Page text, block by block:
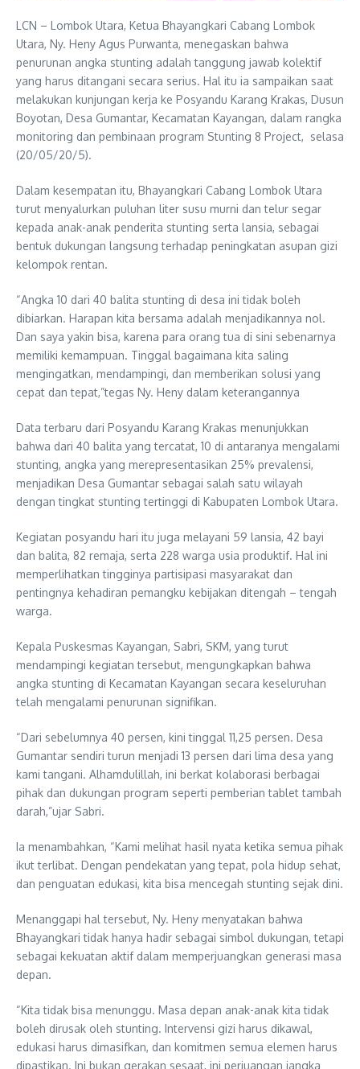
LCN – Lombok Utara, Ketua Bhayangkari Cabang Lombok
Utara, Ny. Heny Agus Purwanta, menegaskan bahwa
penurunan angka stunting adalah tanggung jawab kolektif
yang harus ditangani secara serius. Hal itu ia sampaikan saat
melakukan kunjungan kerja ke Posyandu Karang Krakas, Dusun
Boyotan, Desa Gumantar, Kecamatan Kayangan, dalam rangka
monitoring dan pembinaan program Stunting 8 Project, selasa
(20/05/20/5).
Dalam kesempatan itu, Bhayangkari Cabang Lombok Utara
turut menyalurkan puluhan liter susu murni dan telur segar
kepada anak-anak penderita stunting serta lansia, sebagai
bentuk dukungan langsung terhadap peningkatan asupan gizi
kelompok rentan.
“Angka 10 dari 40 balita stunting di desa ini tidak boleh
dibiarkan. Harapan kita bersama adalah menjadikannya nol.
Dan saya yakin bisa, karena para orang tua di sini sebenarnya
memiliki kemampuan. Tinggal bagaimana kita saling
mengingatkan, mendampingi, dan memberikan solusi yang
cepat dan tepat,”tegas Ny. Heny dalam keterangannya
Data terbaru dari Posyandu Karang Krakas menunjukkan
bahwa dari 40 balita yang tercatat, 10 di antaranya mengalami
stunting, angka yang merepresentasikan 25% prevalensi,
menjadikan Desa Gumantar sebagai salah satu wilayah
dengan tingkat stunting tertinggi di Kabupaten Lombok Utara.
Kegiatan posyandu hari itu juga melayani 59 lansia, 42 bayi
dan balita, 82 remaja, serta 228 warga usia produktif. Hal ini
memperlihatkan tingginya partisipasi masyarakat dan
pentingnya kehadiran pemangku kebijakan ditengah – tengah
warga.
Kepala Puskesmas Kayangan, Sabri, SKM, yang turut
mendampingi kegiatan tersebut, mengungkapkan bahwa
angka stunting di Kecamatan Kayangan secara keseluruhan
telah mengalami penurunan signifikan.
“Dari sebelumnya 40 persen, kini tinggal 11,25 persen. Desa
Gumantar sendiri turun menjadi 13 persen dari lima desa yang
kami tangani. Alhamdulillah, ini berkat kolaborasi berbagai
pihak dan dukungan program seperti pemberian tablet tambah
darah,”ujar Sabri.
Ia menambahkan, “Kami melihat hasil nyata ketika semua pihak
ikut terlibat. Dengan pendekatan yang tepat, pola hidup sehat,
dan penguatan edukasi, kita bisa mencegah stunting sejak dini.
Menanggapi hal tersebut, Ny. Heny menyatakan bahwa
Bhayangkari tidak hanya hadir sebagai simbol dukungan, tetapi
sebagai kekuatan aktif dalam memperjuangkan generasi masa
depan.
“Kita tidak bisa menunggu. Masa depan anak-anak kita tidak
boleh dirusak oleh stunting. Intervensi gizi harus dikawal,
edukasi harus dimasifkan, dan komitmen semua elemen harus
dipastikan. Ini bukan gerakan sesaat, ini perjuangan jangka